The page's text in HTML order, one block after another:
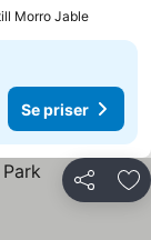
Morro Jable
Se priser
Dela